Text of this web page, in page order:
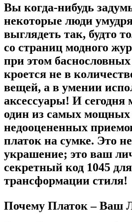
Вы когда-нибудь
некоторые люди
выглядеть так, будто
со страниц модного
при этом
кроется не в
вещей, а в умении
аксессуары! И
один из самых
недооцененных
платок на сумке. Это
украшение; это ваш
секретный код 1045
трансформации стиля!
Почему Платок – Ваш